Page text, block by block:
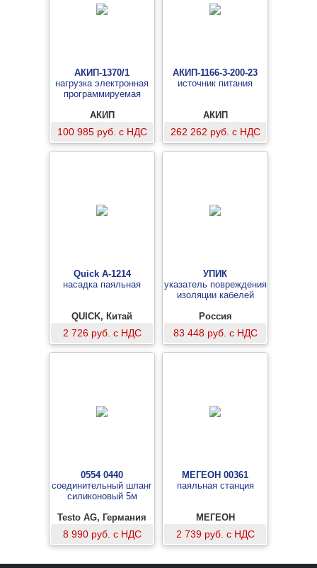
АКИП-1370/1
нагрузка электронная
программируемая
АКИП
100 985 руб. с НДС
АКИП-1166-3-200-23
источник питания
АКИП
262 262 руб. с НДС
Quick A-1214
насадка паяльная
QUICK, Китай
2 726 руб. с НДС
УПИК
указатель повреждения
изоляции кабелей
Россия
83 448 руб. с НДС
0554 0440
соединительный шланг
силиконовый 5м
Testo AG, Германия
8 990 руб. с НДС
МЕГЕОН 00361
паяльная станция
МЕГЕОН
2 739 руб. с НДС